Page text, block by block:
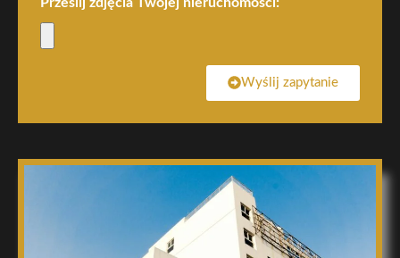
Wyślij zapytanie